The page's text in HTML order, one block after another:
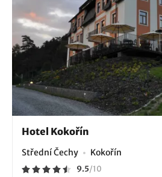
Hotel Kokořín
Střední Čechy Kokořín
9.5/10